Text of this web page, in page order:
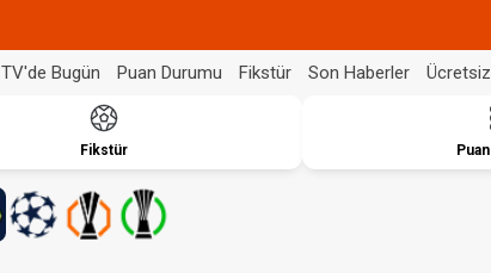
TV'de Bugün Puan Durumu Fikstür Son Haberler
Fikstür